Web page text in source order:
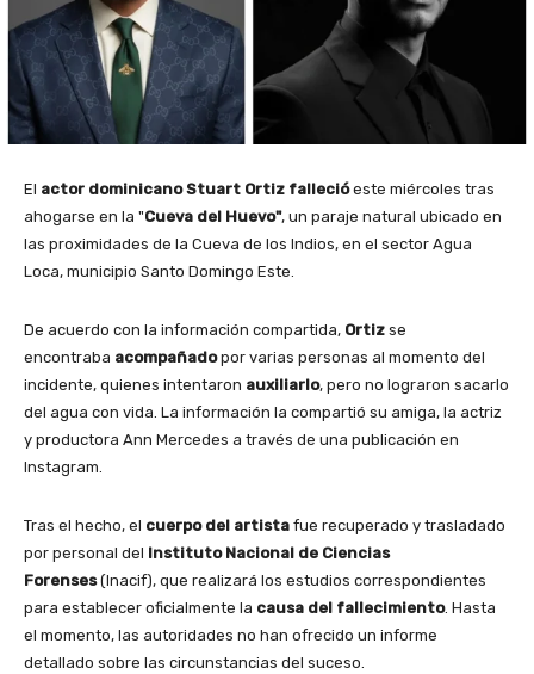
El actor dominicano Stuart Ortiz fallecióeste miércoles tras
ahogarse en la "Cueva del Huevo", un paraje natural ubicado en
las proximidades de la Cueva de los Indios, en el sector Agua
Loca, municipio Santo Domingo Este.
De acuerdo con la información compartida, Ortiz se
encontraba acompañadopor varias personas al momento del
incidente, quienes intentaron auxiliarlo, pero no lograron sacarlo
del agua con vida. La información la compartió su amiga, la actriz
y productora Ann Mercedes a través de una publicación en
Instagram.
Tras el hecho, el cuerpo del artista fue recuperado y trasladado
por personal del Instituto Nacional de Ciencias
Forenses(Inacif), que realizará los estudios correspondientes
para establecer oficialmente la causa del fallecimiento. Hasta
el momento, las autoridades no han ofrecido un informe
detallado sobre las circunstancias del suceso.